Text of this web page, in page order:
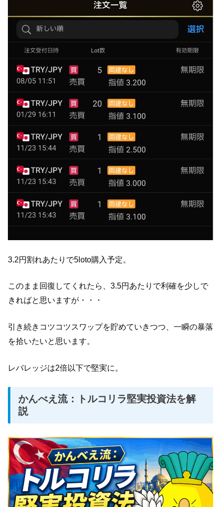
3.2円割れあたりで5loto購入予定。
このまま回復してくれたら、3.5円あたりで利確を少しで
きればと思いますが・・・
引き続きコツコツスワップを貯めていきつつ、一瞬の暴落
を拾いたいと思います。
レバレッジは2倍以下で堅実に。
かんべえ流：トルコリラ堅実投資法を解
説